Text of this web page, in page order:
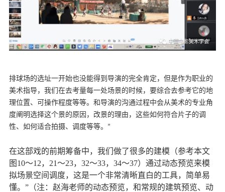
排球场的选址一开始也没能得到导演的完全肯定，但是作为职业的
美术指导，我们在去考量每一处场景的时候，要综合去参考它的地
理位置、可操作程度等等。和导演的沟通过程中会从美术的专业角
度阐明选择这个景的原因，改景的理由，这些如何符合片子的调
性、如何适合拍摄、调度等等。”
在这部戏的前期筹备中，我们做了很多的建模（参考本文
图10～12，21～23，32～33，34～37）通过动态预览来模
拟场景空间调度，这是一个非常清晰直白的工具，简单易
懂。”（注：赵海老师的动态预览，和常规的建筑预览、动